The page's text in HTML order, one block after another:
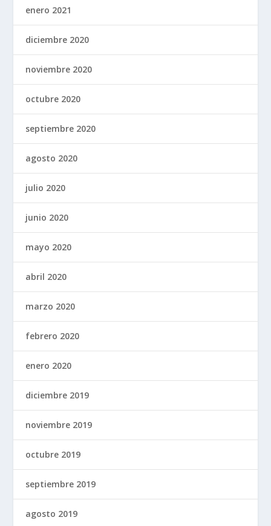
enero 2021
diciembre 2020
noviembre 2020
octubre 2020
septiembre 2020
agosto 2020
julio 2020
junio 2020
mayo 2020
abril 2020
marzo 2020
febrero 2020
enero 2020
diciembre 2019
noviembre 2019
octubre 2019
septiembre 2019
agosto 2019